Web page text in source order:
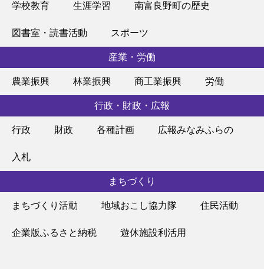
学校教育 生涯学習 南富良野町の歴史
図書室・読書活動 スポーツ
産業・労働
農業振興 林業振興 商工業振興 労働
行政・財政・広報
行政 財政 各種計画 広報みなみふらの
入札
まちづくり
まちづくり活動 地域おこし協力隊 住民活動
企業版ふるさと納税 遊休施設利活用